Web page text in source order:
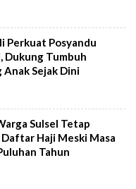
Perkuat Posyandu
Dukung Tumbuh
Anak Sejak Dini
Sulsel Tetap
Haji Meski Masa
Tahun